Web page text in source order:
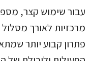
עבור שימוש קצר,
מרכזיות לאורך
פתרון קבוע יותר